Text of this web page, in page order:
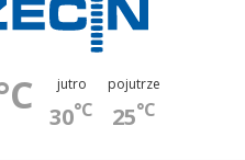
jutro
30°C
pojutrze
25°C